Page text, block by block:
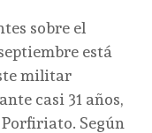
sobre el
está
militar
casi 31 años,
Según